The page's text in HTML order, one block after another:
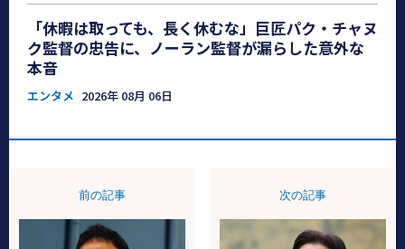
「休暇は取っても、長く休むな」巨匠パク・チャヌ
ク監督の忠告に、ノーラン監督が漏らした意外な
本音
エンタメ 2026年 08月 06日
前の記事 次の記事